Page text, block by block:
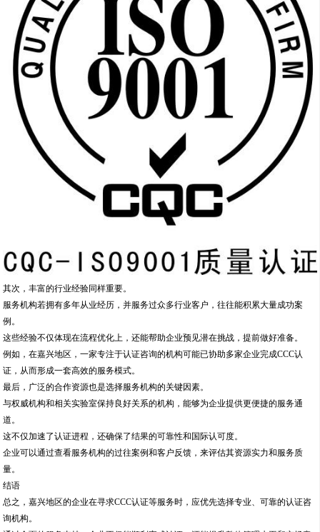
其次，丰富的行业经验同样重要。
服务机构若拥有多年从业经历，并服务过众多行业客户，往往能积累大量成功案
这些经验不仅体现在流程优化上，还能帮助企业预见潜在挑战，提前做好准备。
例如，在嘉兴地区，一家专注于认证咨询的机构可能已协助多家企业完成CCC认
证，从而形成一套高效的服务模式。
最后，广泛的合作资源也是选择服务机构的关键因素。
与权威机构和相关实验室保持良好关系的机构，能够为企业提供更便捷的服务通
企业可以通过查看服务机构的过往案例和客户反馈，来评估其资源实力和服务质
结语
总之，嘉兴地区的企业在寻求CCC认证等服务时，应优先选择专业、可靠的认证咨
询机构。
通过全面的服务支持，企业不仅能顺利完成认证，还能提升整体管理水平和市场竞
争力。
认证不仅是产品准入的通行证，更是企业迈向国际化的重要一步。